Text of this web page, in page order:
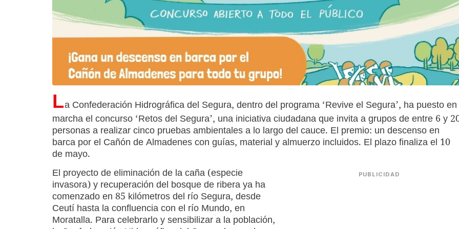
La Confederación Hidrográfica del Segura, dentro del programa ‘Revive el Segura’, ha puesto en
marcha el concurso ‘Retos del Segura’, una iniciativa ciudadana que invita a grupos de entre 6 y
personas a realizar cinco pruebas ambientales a lo largo del cauce. El premio: un descenso en
barca por el Cañón de Almadenes con guías, material y almuerzo incluidos. El plazo finaliza el 10
de mayo.
PUBLICIDAD
El proyecto de eliminación de la caña (especie
invasora) y recuperación del bosque de ribera ya ha
comenzado en 85 kilómetros del río Segura, desde
Ceutí hasta la confluencia con el río Mundo, en
Moratalla. Para celebrarlo y sensibilizar a la población,